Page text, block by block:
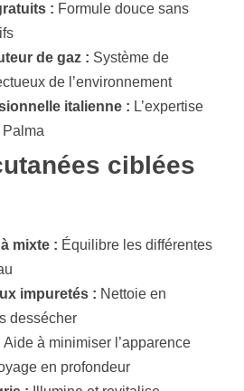
: Formule douce sans
de gaz : Système de
de l’environnement
italienne : L’expertise
ciblées
mixte : Équilibre les différentes
impuretés : Nettoie en
dessécher
Aide à minimiser l’apparence
en profondeur